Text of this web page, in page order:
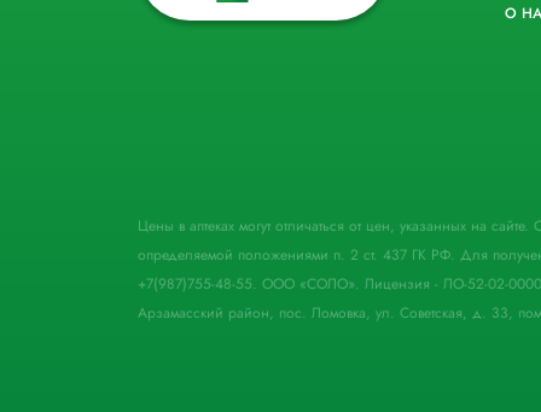
О
Цены в аптеках могут отличаться от цен, указанных на
определяемой положениями п. 2 ст. 437 ГК РФ. Для
+7(987)755-48-55. ООО «СОЛО». Лицензия - ЛО-52-02-
Арзамасский район, пос. Ломовка, ул. Советская, д. 33,